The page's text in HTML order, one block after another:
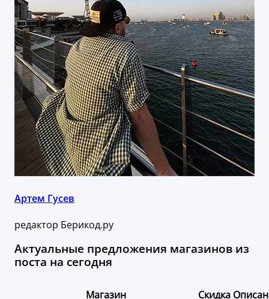
Артем Гусев
редактор Берикод.ру
Актуальные предложения магазинов из
поста на сегодня
Магазин Скидка